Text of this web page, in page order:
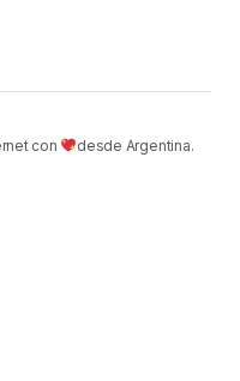
con
desde Argentina.